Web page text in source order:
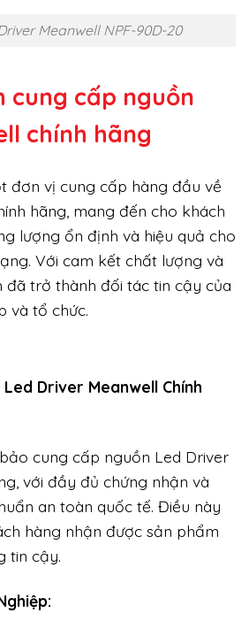
Meanwell NPF-90D-20
cung cấp nguồn
chính hãng
đơn vị cung cấp hàng đầu về
hãng, mang đến cho khách
lượng ổn định và hiệu quả cho
Với cam kết chất lượng và
đã trở thành đối tác tin cậy của
và tổ chức.
Led Driver Meanwell Chính
cung cấp nguồn Led Driver
với đầy đủ chứng nhận và
an toàn quốc tế. Điều này
hàng nhận được sản phẩm
tin cậy.